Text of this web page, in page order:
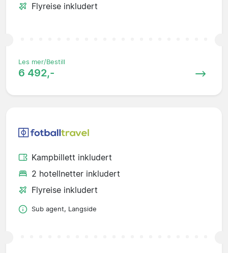
Flyreise inkludert
Les mer/Bestill
6 492,-
Kampbillett inkludert
2 hotellnetter inkludert
Flyreise inkludert
Sub agent, Langside